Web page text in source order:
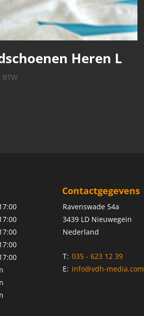
Heren L
BTW
Contactgegevens
Ravenswade 54a
3439 LD Nieuwegein
Nederland
T: 035 - 623 12 39
E: info@vdh-media.com